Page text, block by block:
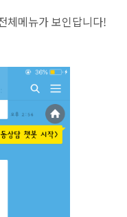
체메뉴가 보인답니다!